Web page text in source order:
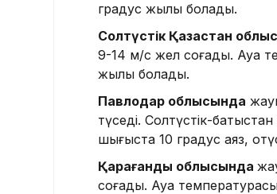
градус жылы болады.
Солтүстік Қазақстан
9-14 м/с жел соғады. Ауа
жылы болады.
Павлодар облысында
түседі. Солтүстік-
шығыста 10 градус аяз,
Қарағанды ​​облысында
соғады. Ауа